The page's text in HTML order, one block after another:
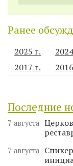
Ранее
2025 г.
2017 г.
Последние
7 августа
7 августа